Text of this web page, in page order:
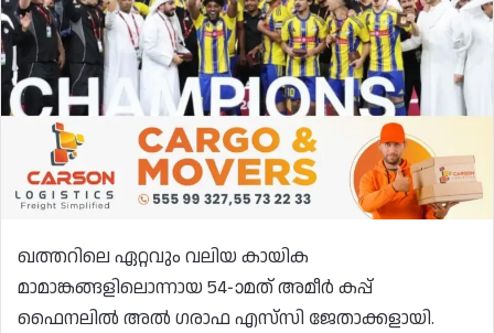
ഖത്തറിലെ ഏറ്റവും വലിയ കായിക
മാമാങ്കങ്ങളിലൊന്നായ 54-ാമത് അമീർ കപ്പ്
ഫൈനലിൽ അൽ ഗരാഫ എസ്‌സി ജേതാക്കളായി.